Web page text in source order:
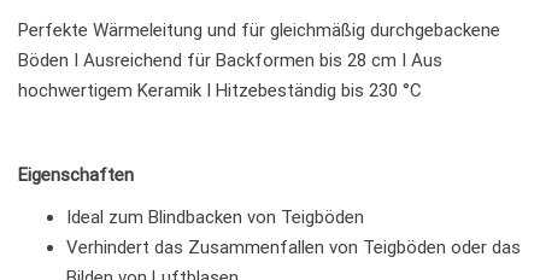
Perfekte Wärmeleitung und für gleichmäßig durchgebackene
Böden I Ausreichend für Backformen bis 28 cm I Aus
hochwertigem Keramik I Hitzebeständig bis 230 °C
Eigenschaften
Ideal zum Blindbacken von Teigböden
Verhindert das Zusammenfallen von Teigböden oder das